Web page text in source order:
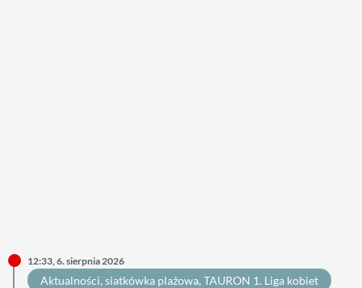
12:33, 6. sierpnia 2026
Aktualności, siatkówka plażowa, TAURON 1. Liga kobiet